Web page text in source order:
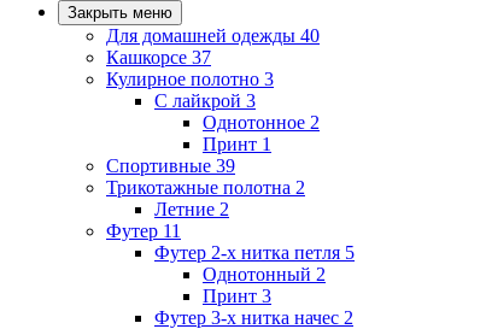
Закрыть меню
Для домашней одежды 40
Кашкорсе 37
Кулирное полотно 3
С лайкрой 3
Однотонное 2
Принт 1
Спортивные 39
Трикотажные полотна 2
Летние 2
Футер 11
Футер 2-х нитка петля 5
Однотонный 2
Принт 3
Футер 3-х нитка начес 2